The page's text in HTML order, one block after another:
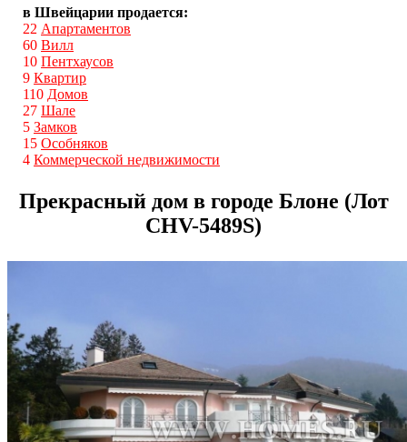
в Швейцарии продается:
22 Апартаментов
60 Вилл
10 Пентхаусов
9 Квартир
110 Домов
27 Шале
5 Замков
15 Особняков
4 Коммерческой недвижимости
Прекрасный дом в городе Блоне (Лот
CHV-5489S)